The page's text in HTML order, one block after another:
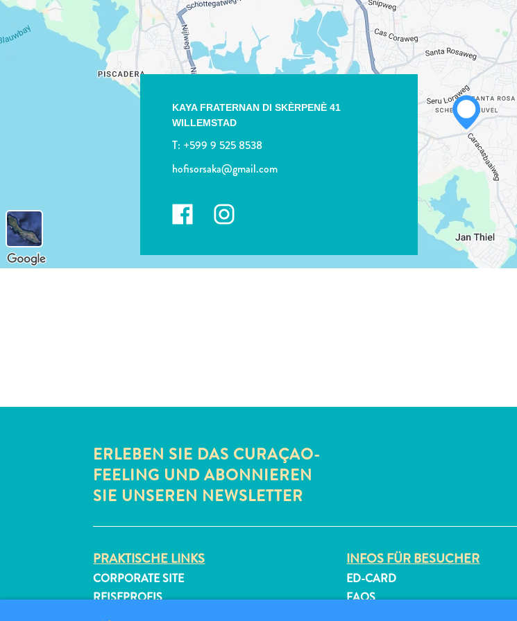
WHATSAPP
LINK KOPIEREN
KAYA FRATERNAN DI SKÈRPENÈ 41
WILLEMSTAD
T: +599 9 525 8538
hofisorsaka@gmail.com
ERLEBEN SIE DAS CURAÇAO-
FEELING UND ABONNIEREN
SIE UNSEREN NEWSLETTER
PRAKTISCHE LINKS
CORPORATE SITE
REISEPROFIS
INFOS FÜR BESUCHER
ED-CARD
FAQS
LINK KOPIEREN